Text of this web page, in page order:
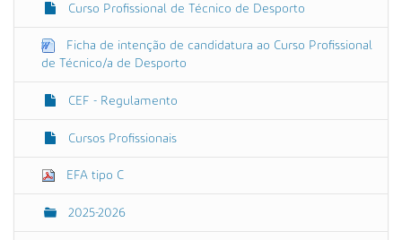
Curso Profissional de Técnico de Desporto
Ficha de intenção de candidatura ao Curso Profissional
de Técnico/a de Desporto
CEF - Regulamento
Cursos Profissionais
EFA tipo C
2025-2026